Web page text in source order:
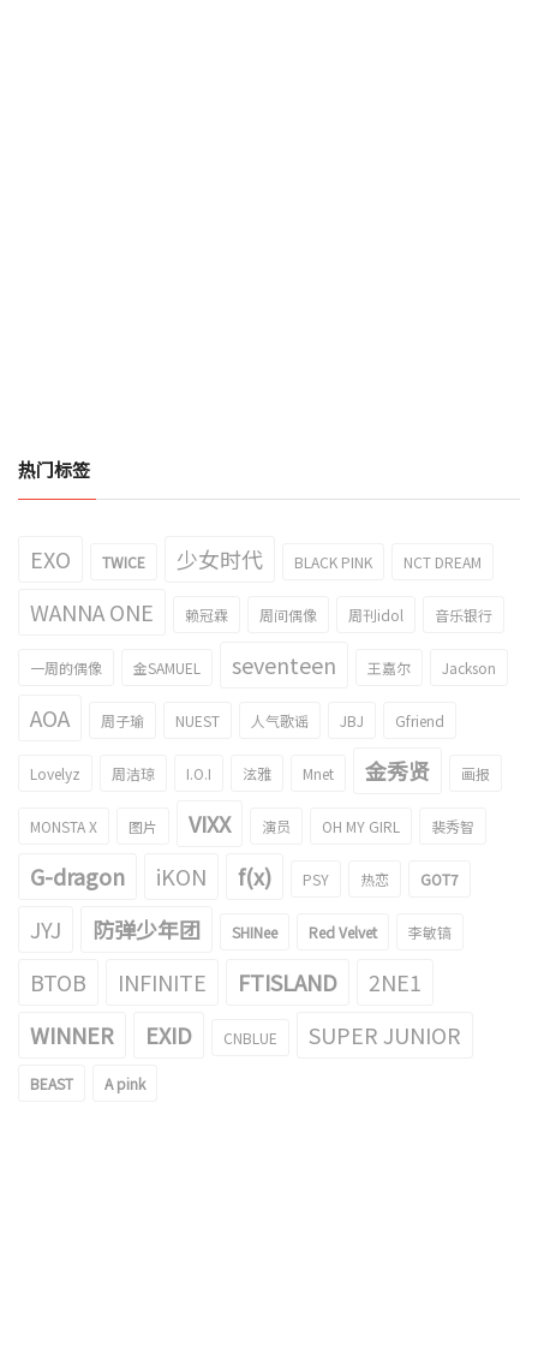
热门标签
EXO TWICE 少女时代 BLACK PINK NCT DREAM
WANNA ONE 赖冠霖 周间偶像 周刊idol 音乐银行
一周的偶像 金SAMUEL seventeen 王嘉尔 Jackson
AOA 周子瑜 NUEST 人气歌谣 JBJ Gfriend
Lovelyz 周洁琼 I.O.I 泫雅 Mnet 金秀贤 画报
MONSTA X 图片 VIXX 演员 OH MY GIRL 裴秀智
G-dragon iKON f(x) PSY 热恋 GOT7
JYJ 防弹少年团 SHINee Red Velvet 李敏镐
BTOB INFINITE FTISLAND
2NE1
WINNER
EXID CNBLUE SUPER JUNIOR
BEAST A pink